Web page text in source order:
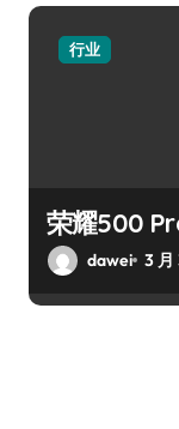
行业
荣耀500
dawei 3 月